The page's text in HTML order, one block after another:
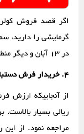
اگر قصد فروش
گرمایشی را دارید،
در ۱۳ آبان و دیگر منطقه ها آماده خرید فوری آن هاست.
۴. خریدار فرش دستباف، ماشینی و تابلو فرش
از آنجاییکه ارزش
ریالی بسیار
مراجعه نمود. از این